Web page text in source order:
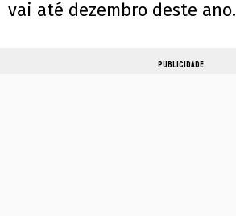
vai até dezembro deste ano.
PUBLICIDADE